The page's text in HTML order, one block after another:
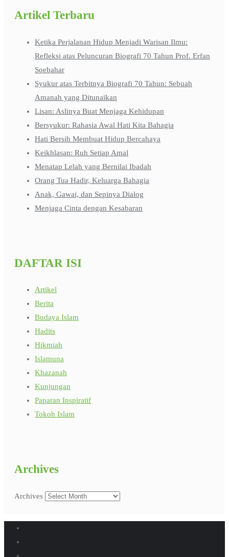
Artikel Terbaru
Ketika Perjalanan Hidup Menjadi Warisan Ilmu:
Refleksi atas Peluncuran Biografi 70 Tahun Prof. Erfan
Soebahar
Syukur atas Terbitnya Biografi 70 Tahun: Sebuah
Amanah yang Ditunaikan
Lisan: Aslinya Buat Menjaga Kehidupan
Bersyukur: Rahasia Awal Hati Kita Bahagia
Hati Bersih Membuat Hidup Bercahaya
Keikhlasan: Ruh Setiap Amal
Menatap Lelah yang Bernilai Ibadah
Orang Tua Hadir, Keluarga Bahagia
Anak, Gawai, dan Sepinya Dialog
Menjaga Cinta dengan Kesabaran
DAFTAR ISI
Artikel
Berita
Budaya Islam
Hadits
Hikmiah
Islamuna
Khazanah
Kunjungan
Paparan Inspiratif
Tokoh Islam
Archives
Archives